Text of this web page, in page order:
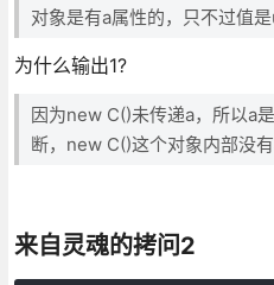
对象是有a属性的，只不过值
为什么输出1?
因为new C()未传递a，所以a
断，new C()这个对象内部没
来自灵魂的拷问2